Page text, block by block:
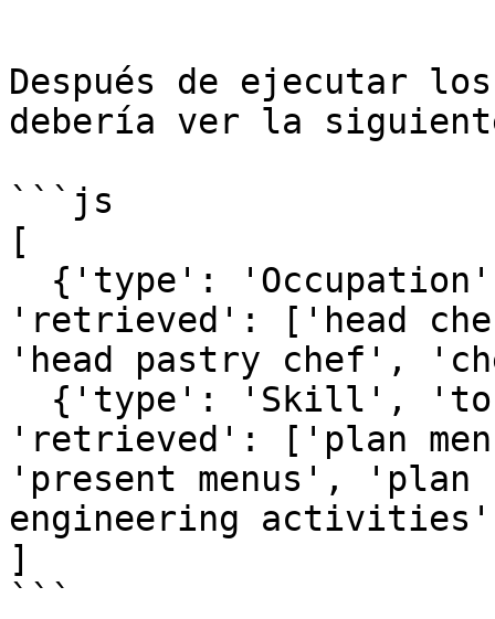
Después de ejecutar
debería ver la
```js
[
'retrieved': ['head
'head pastry chef',
'retrieved': ['plan
'present menus',
engineering
]
```